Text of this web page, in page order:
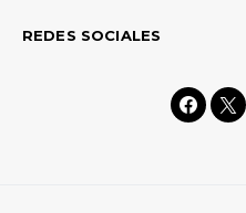
REDES SOCIALES